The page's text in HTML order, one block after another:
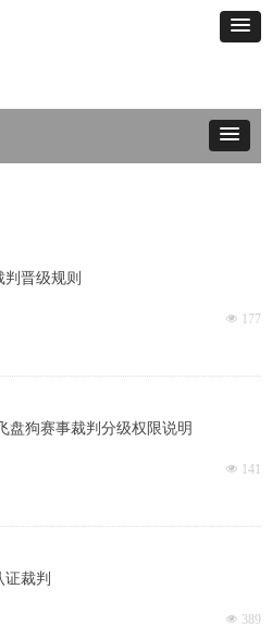
判晋级规则
넶 177
盘狗赛事裁判分级权限说明
넶 141
证裁判
넶 389